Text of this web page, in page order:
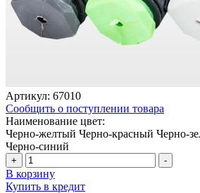
Артикул: 67010
Сообщить о поступлении товара
Наименование цвет:
Черно-желтый Черно-красный Черно-
Черно-синий
+ -
В корзину
Купить в кредит